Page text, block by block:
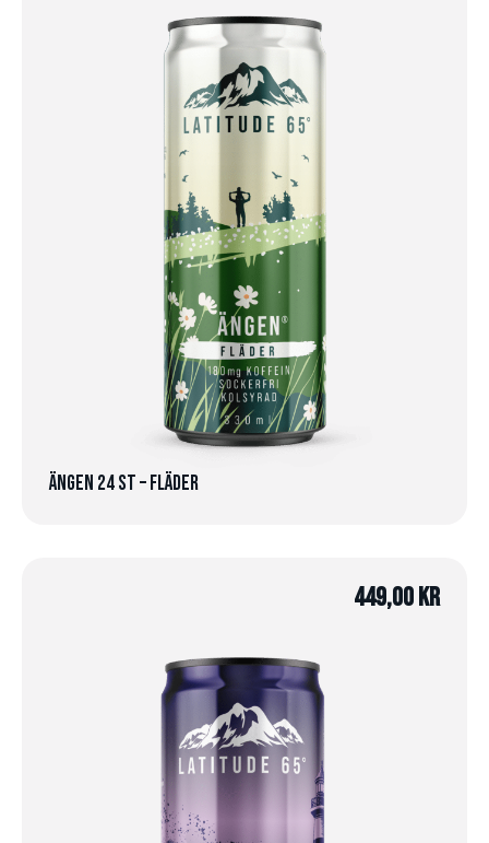
Ängen 24 st – Fläder
449,00kr